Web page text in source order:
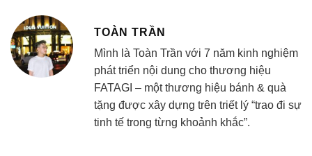
TOÀN TRẦN
Mình là Toàn Trần với 7 năm kinh nghiệm
phát triển nội dung cho thương hiệu
FATAGI – một thương hiệu bánh & quà
tặng được xây dựng trên triết lý “trao đi sự
tinh tế trong từng khoảnh khắc”.